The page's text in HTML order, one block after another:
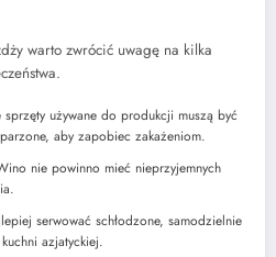
warto zwrócić uwagę na kilka
sprzęty używane do produkcji muszą być
aby zapobiec zakażeniom.
nie powinno mieć nieprzyjemnych
serwować schłodzone, samodzielnie
azjatyckiej.